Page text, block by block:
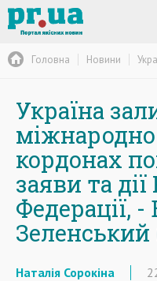
Головна Новини
Україна
кордонах
заяви та дії
Федерації,
Наталія Сорокіна